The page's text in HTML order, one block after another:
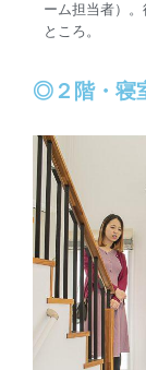
ーム担当者）
ところ。
◎２階・寝